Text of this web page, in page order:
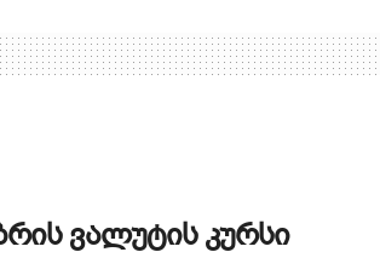
ვალუტის კურსი